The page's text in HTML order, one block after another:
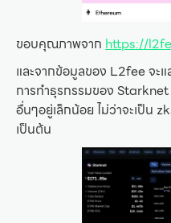
ขอบคุณภาพจาก https://
และจากข้อมูลของ L2fee จะแ
การทำธุรกรรมของ
อื่นๆอยู่เล็กน้อย ไม่ว่าจะเป็น
เป็นต้น